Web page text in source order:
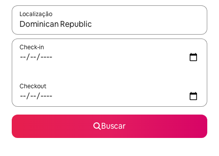
Localização
Quando os resultados estiverem disponíveis, explore-os
Check-in
Checkout
Buscar